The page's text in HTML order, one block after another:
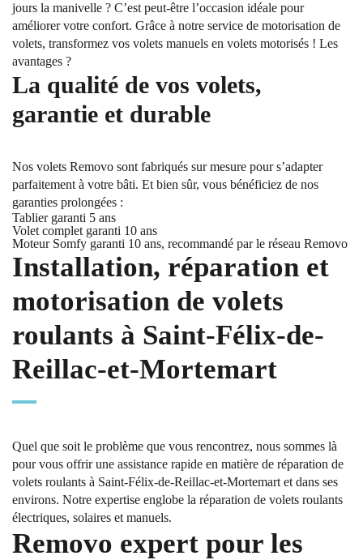
jours la manivelle ? C’est peut-être l’occasion idéale pour
améliorer votre confort. Grâce à notre service de motorisation de
volets, transformez vos volets manuels en volets motorisés ! Les
avantages ?
La qualité de vos volets,
garantie et durable
Nos volets Removo sont fabriqués sur mesure pour s’adapter
parfaitement à votre bâti. Et bien sûr, vous bénéficiez de nos
garanties prolongées :
Tablier garanti 5 ans
Volet complet garanti 10 ans
Moteur Somfy garanti 10 ans, recommandé par le réseau Removo
Installation, réparation et
motorisation de volets
roulants à Saint-Félix-de-
Reillac-et-Mortemart
Quel que soit le problème que vous rencontrez, nous sommes là
pour vous offrir une assistance rapide en matière de réparation de
volets roulants à Saint-Félix-de-Reillac-et-Mortemart et dans ses
environs. Notre expertise englobe la réparation de volets roulants
électriques, solaires et manuels.
Removo expert pour les